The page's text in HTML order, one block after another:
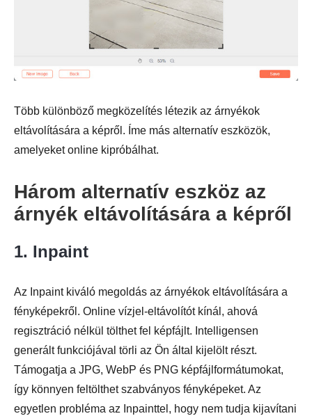
Több különböző megközelítés létezik az árnyékok
eltávolítására a képről. Íme más alternatív eszközök,
amelyeket online kipróbálhat.
Három alternatív eszköz az
árnyék eltávolítására a képről
1. Inpaint
Az Inpaint kiváló megoldás az árnyékok eltávolítására a
fényképekről. Online vízjel-eltávolítót kínál, ahová
regisztráció nélkül tölthet fel képfájlt. Intelligensen
generált funkciójával törli az Ön által kijelölt részt.
Támogatja a JPG, WebP és PNG képfájlformátumokat,
így könnyen feltölthet szabványos fényképeket. Az
egyetlen probléma az Inpainttel, hogy nem tudja kijavítani